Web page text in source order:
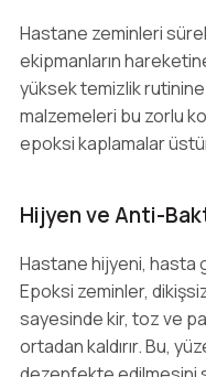
Hastane zeminleri
ekipmanların
yüksek temizlik
malzemeleri bu zorlu
epoksi kaplamalar
Hijyen ve Anti-
Hastane hijyeni, hasta
Epoksi zeminler,
sayesinde kir, toz ve
ortadan kaldırır. Bu,